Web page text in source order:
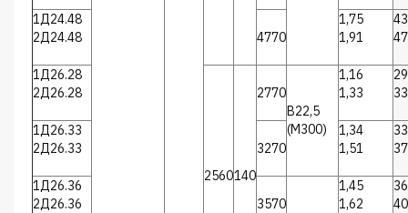
1Д24.48
2Д24.48
4770
1,75
1,91
1Д26.28
2Д26.28
2560140
2770
В22,5
(М300)
1,16
1,33
1Д26.33
2Д26.33
3270
1,34
1,51
1Д26.36
2Д26.36
3570
1,45
1,62